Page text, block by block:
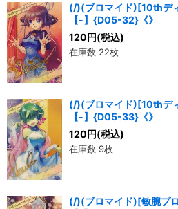
(/)(ブロマイド)[10thデ
【-】{D05-32}《》
120円(税込)
在庫数 22枚
(/)(ブロマイド)[10thデ
【-】{D05-33}《》
120円(税込)
在庫数 9枚
(/)(ブロマイド)[敏腕プ